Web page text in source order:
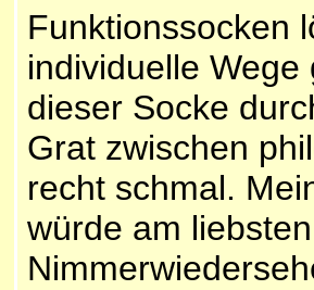
Funktionssocken
individuelle
dieser Socke
Grat zwischen
recht schmal.
würde am